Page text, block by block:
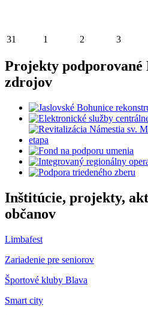
31 1 2 3
Projekty podporované
zdrojov
Inštitúcie, projekty,
občanov
Limbafest
Zariadenie pre seniorov
Športové kluby Blava
Smart city